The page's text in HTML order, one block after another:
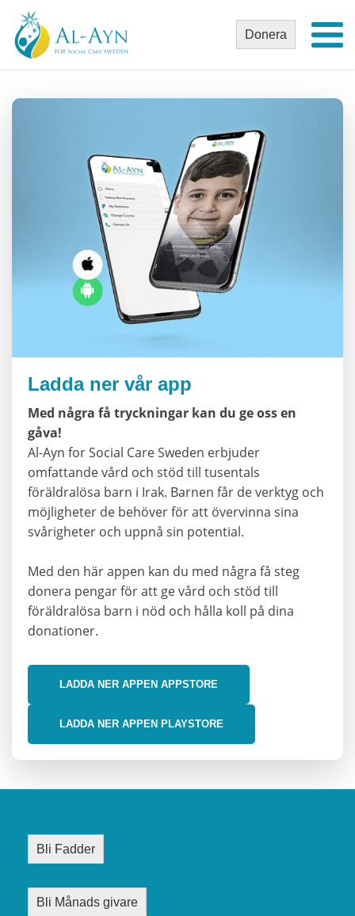
Donera
Ladda ner vår app
Med några få tryckningar kan du ge oss en
gåva!
Al-Ayn for Social Care Sweden erbjuder
omfattande vård och stöd till tusentals
föräldralösa barn i Irak. Barnen får de verktyg och
möjligheter de behöver för att övervinna sina
svårigheter och uppnå sin potential.
Med den här appen kan du med några få steg
donera pengar för att ge vård och stöd till
föräldralösa barn i nöd och hålla koll på dina
donationer.
LADDA NER APPEN APPSTORE
LADDA NER APPEN PLAYSTORE
Bli Fadder
Bli Månads givare